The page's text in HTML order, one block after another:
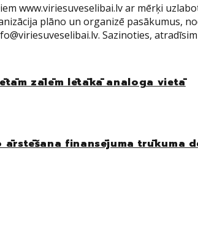
www.viriesuveselibai.lv ar mērķi
plāno un organizē pasākumus,
Sazinoties,
zālēm lētākā analoga vietā
finansējuma trūkuma